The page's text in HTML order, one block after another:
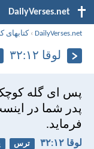
DailyVerses.net
DailyVerses.net
›
لوقا ۱۲:‏۳۲
پس ای گله
پدر شما در
فرمايد.
لوقا ۱۲:‏۳۲ ترس